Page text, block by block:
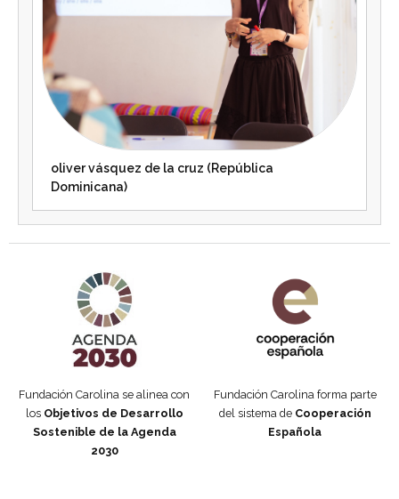
oliver vásquez de la cruz (República
Dominicana)
Fundación Carolina se alinea con
los Objetivos de Desarrollo
Sostenible de la Agenda
2030
Fundación Carolina forma parte
del sistema de Cooperación
Española